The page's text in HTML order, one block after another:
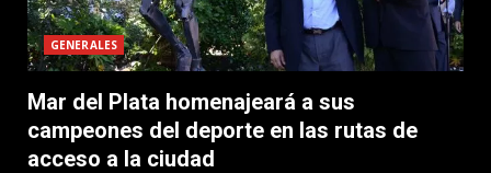
GENERALES
Mar del Plata homenajeará a sus
campeones del deporte en las rutas de
acceso a la ciudad